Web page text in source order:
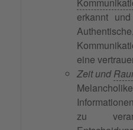
erkannt
eine
Zeit und
zu